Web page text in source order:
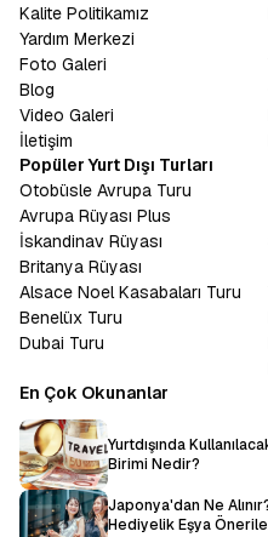
Kalite Politikamız
Yardım Merkezi
Foto Galeri
Blog
Video Galeri
İletişim
Popüler Yurt Dışı Turları
Otobüsle Avrupa Turu
Avrupa Rüyası Plus
İskandinav Rüyası
Britanya Rüyası
Alsace Noel Kasabaları Turu
Benelüx Turu
Dubai Turu
En Çok Okunanlar
Yurtdışında
Birimi Nedir?
Japonya'dan Ne
Hediyelik Eşya